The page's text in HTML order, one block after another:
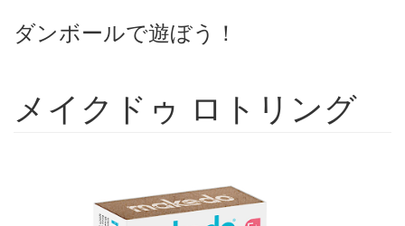
ダンボールで遊ぼう！
メイクドゥ ロトリング